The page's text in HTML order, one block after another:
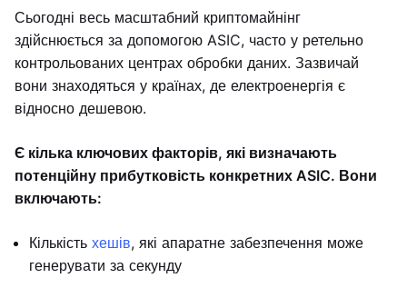
Сьогодні весь масштабний криптомайнінг
здійснюється за допомогою ASIC, часто у ретельно
контрольованих центрах обробки даних. Зазвичай
вони знаходяться у країнах, де електроенергія є
відносно дешевою.
Є кілька ключових факторів, які визначають
потенційну прибутковість конкретних ASIC. Вони
включають:
Кількість хешів, які апаратне забезпечення може
генерувати за секунду